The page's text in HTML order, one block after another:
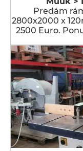
Predám
2800x2000 x
2500 Euro.